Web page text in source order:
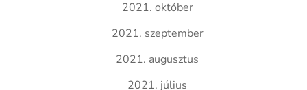
2021. október
2021. szeptember
2021. augusztus
2021. július